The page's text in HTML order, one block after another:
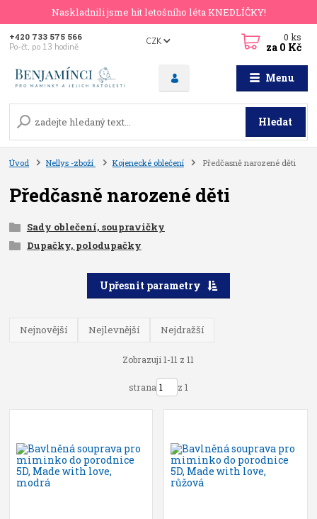
Naskladnili jsme hit letošního léta KNEDLÍČKY!
Menu
CZK
Hledat
+420 733 575 566
Po-čt, po 13 hodině
0ks
za 0 Kč
Úvod Nellys -zboží Kojenecké oblečení Předčasně narozené děti
Předčasně narozené děti
Sady oblečení, soupravičky
Dupačky, polodupačky
Upřesnit parametry
Nejnovější Nejlevnější Nejdražší
Zobrazuji 1-11 z 11
strana z 1